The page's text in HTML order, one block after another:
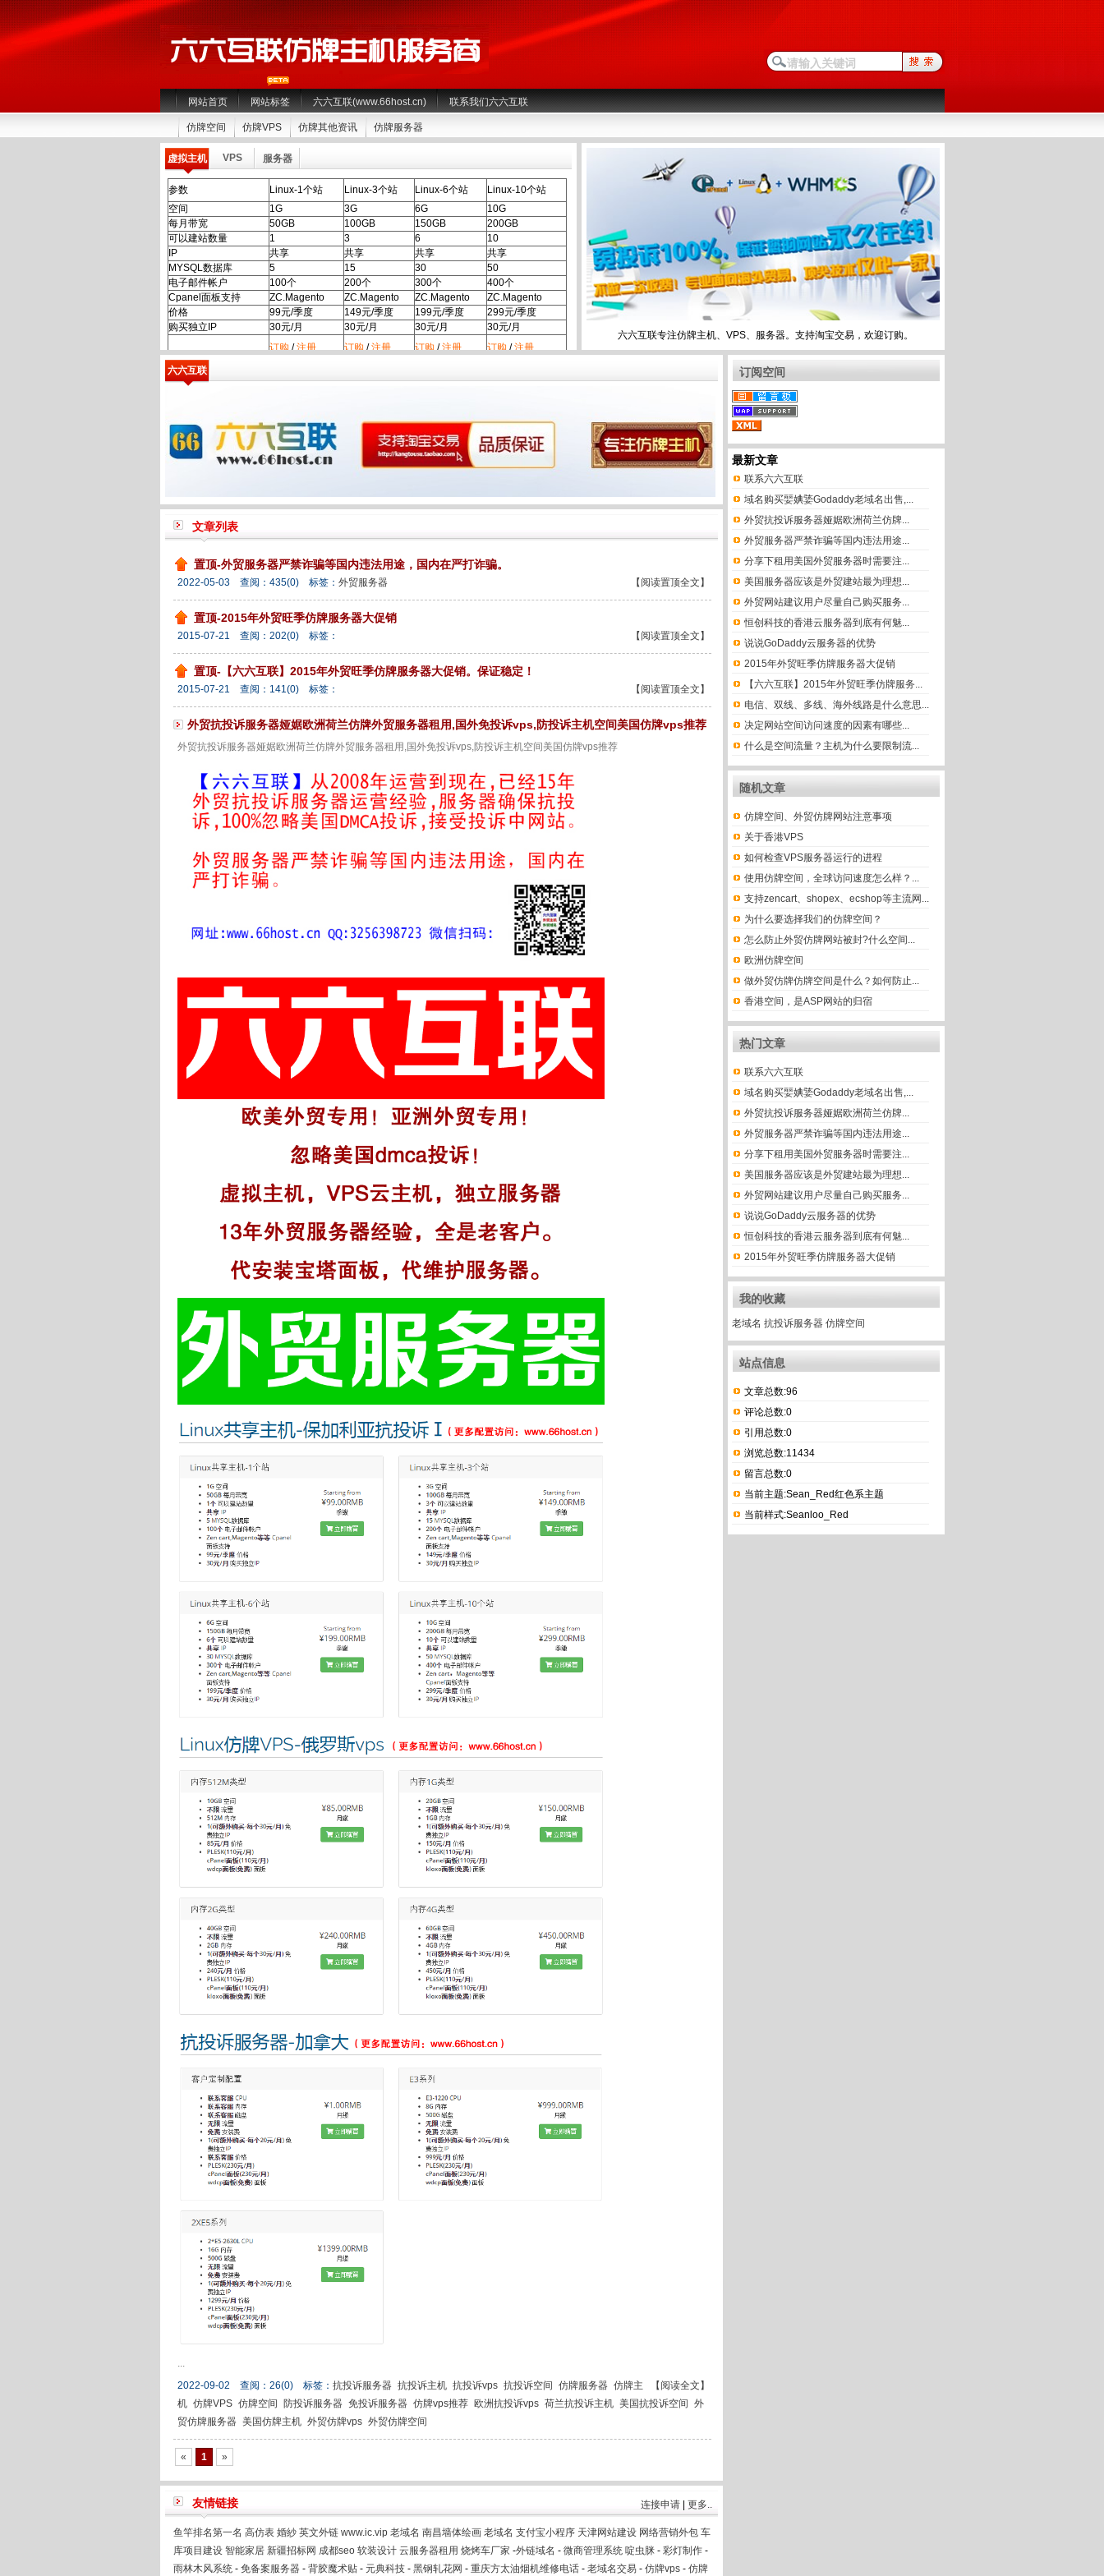
网站首页 网站标签 六六互联(www.66host.cn) 联系我们六六互联
仿牌空间 仿牌VPS 仿牌其他资讯 仿牌服务器
六六互联专注仿牌主机、VPS、服务器。支持淘宝交易，欢迎订购。
虚拟主机 VPS 服务器
参数 Linux-1个站 Linux-3个站 Linux-6个站
Linux-10个站
空间
1G 3G 6G
10G
每月带宽
50GB 100GB 150GB
200GB
可以建站数量
1 3 6
10
IP
共享 共享 共享
共享
MYSQL数据库
5 15 30
50
电子邮件帐户
100个 200个 300个
400个
Cpanel面板支持
ZC.Magento ZC.Magento ZC.Magento
ZC.Magento
价格
99元/季度 149元/季度 199元/季度
299元/季度
购买独立IP
30元/月 30元/月 30元/月
30元/月
订购/注册 订购/注册 订购/注册 订购/注册
六六互联
文章列表
置顶-外贸服务器严禁诈骗等国内违法用途，国内在严打诈骗。
【阅读置顶全文】
2022-05-03 查阅： 435(0) 标签： 外贸服务器
置顶-2015年外贸旺季仿牌服务器大促销
【阅读置顶全文】
2015-07-21 查阅： 202(0) 标签：
置顶-【六六互联】2015年外贸旺季仿牌服务器大促销。保证稳定！
【阅读置顶全文】
2015-07-21 查阅： 141(0) 标签：
外贸抗投诉服务器娅婮欧洲荷兰仿牌外贸服务器租用,国外免投诉vps,防投诉主机空间美国仿牌vps推荐
外贸抗投诉服务器娅婮欧洲荷兰仿牌外贸服务器租用,国外免投诉vps,防投诉主机空间美国仿牌vps推荐
...
【阅读全文】
2022-09-02 查阅： 26(0) 标签： 抗投诉服务器 抗投诉主机 抗投诉vps 抗投诉空间 仿牌服务器 仿牌主
机 仿牌VPS 仿牌空间 防投诉服务器 免投诉服务器 仿牌vps推荐 欧洲抗投诉vps 荷兰抗投诉主机 美国抗投诉空间
外
贸仿牌服务器 美国仿牌主机 外贸仿牌vps 外贸仿牌空间
« 1 »
友情链接 连接申请| 更多..
鱼竿排名第一名 高仿表 婚紗 英文外链 www.ic.vip 老域名 南昌墙体绘画 老域名 支付宝小程序 天津网站建设 网络营销外包 车
库项目建设 智能家居 新疆招标网 成都seo 软装设计 云服务器租用 烧烤车厂家 -外链域名 - 微商管理系统 啶虫脒- 彩灯制作-
雨林木风系统- 免备案服务器- 背胶魔术贴- 元典科技- 黑钢轧花网 - 重庆方太油烟机维修电话- 老域名交易- 仿牌vps- 仿牌
订阅空间
最新文章
联系六六互联
域名购买婯婰婱Godaddy老域名出售,...
外贸抗投诉服务器娅婮欧洲荷兰仿牌...
外贸服务器严禁诈骗等国内违法用途...
分享下租用美国外贸服务器时需要注...
美国服务器应该是外贸建站最为理想...
外贸网站建议用户尽量自己购买服务...
恒创科技的香港云服务器到底有何魅...
说说GoDaddy云服务器的优势
2015年外贸旺季仿牌服务器大促销
【六六互联】2015年外贸旺季仿牌服务...
电信、双线、多线、海外线路是什么意思...
决定网站空间访问速度的因素有哪些...
什么是空间流量？主机为什么要限制流...
随机文章
仿牌空间、外贸仿牌网站注意事项
关于香港VPS
如何检查VPS服务器运行的进程
使用仿牌空间，全球访问速度怎么样？...
支持zencart、shopex、ecshop等主流网...
为什么要选择我们的仿牌空间？
怎么防止外贸仿牌网站被封?什么空间...
欧洲仿牌空间
做外贸仿牌仿牌空间是什么？如何防止...
香港空间，是ASP网站的归宿
热门文章
联系六六互联
域名购买婯婰婱Godaddy老域名出售,...
外贸抗投诉服务器娅婮欧洲荷兰仿牌...
外贸服务器严禁诈骗等国内违法用途...
分享下租用美国外贸服务器时需要注...
美国服务器应该是外贸建站最为理想...
外贸网站建议用户尽量自己购买服务...
说说GoDaddy云服务器的优势
恒创科技的香港云服务器到底有何魅...
2015年外贸旺季仿牌服务器大促销
我的收藏
老域名 抗投诉服务器 仿牌空间
站点信息
文章总数:96
评论总数:0
引用总数:0
浏览总数:11434
留言总数:0
当前主题:Sean_Red红色系主题
当前样式:Seanloo_Red